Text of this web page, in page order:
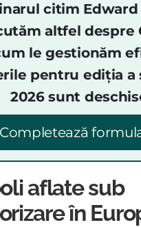
citim Edward
altfel despre
le gestionăm
pentru ediția a
2026 sunt
Completează
aflate sub
în